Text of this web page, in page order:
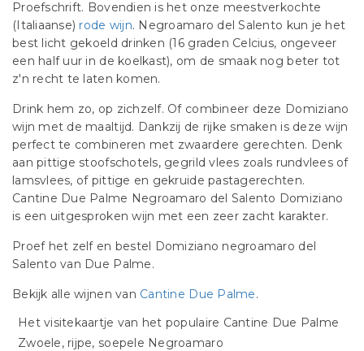
Proefschrift. Bovendien is het onze meestverkochte
(Italiaanse) rode wijn. Negroamaro del Salento kun je het
best licht gekoeld drinken (16 graden Celcius, ongeveer
een half uur in de koelkast), om de smaak nog beter tot
z'n recht te laten komen.
Drink hem zo, op zichzelf. Of combineer deze Domiziano
wijn met de maaltijd. Dankzij de rijke smaken is deze wijn
perfect te combineren met zwaardere gerechten. Denk
aan pittige stoofschotels, gegrild vlees zoals rundvlees of
lamsvlees, of pittige en gekruide pastagerechten.
Cantine Due Palme Negroamaro del Salento Domiziano
is een uitgesproken wijn met een zeer zacht karakter.
Proef het zelf en bestel Domiziano negroamaro del
Salento van Due Palme.
Bekijk alle wijnen van Cantine Due Palme.
Het visitekaartje van het populaire Cantine Due Palme
Zwoele, rijpe, soepele Negroamaro